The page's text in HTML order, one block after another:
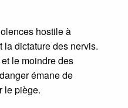
hostile à
la dictature des nervis.
le moindre des
émane de
le piège.